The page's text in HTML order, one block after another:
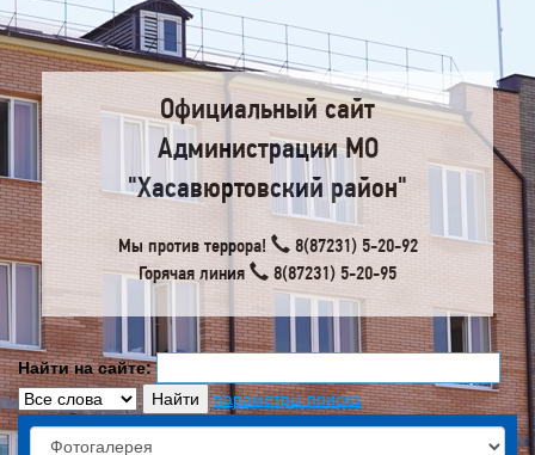
Официальный сайт
Администрации МО
"Хасавюртовский район"
Мы против террора!
8(87231) 5-20-92
Горячая линия
8(87231) 5-20-95
Найти на сайте:
параметры поиска